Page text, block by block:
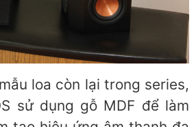
loa còn lại trong series,
sử dụng gỗ MDF để làm